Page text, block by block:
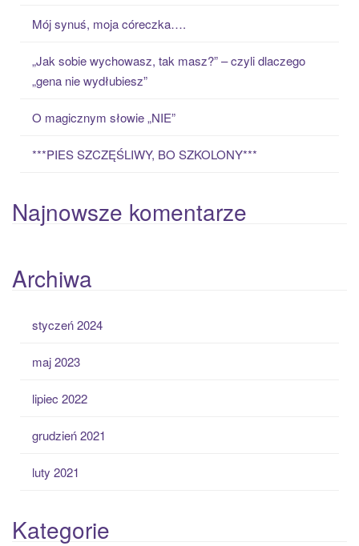
Mój synuś, moja córeczka….
„Jak sobie wychowasz, tak masz?” – czyli dlaczego
„gena nie wydłubiesz”
O magicznym słowie „NIE”
***PIES SZCZĘŚLIWY, BO SZKOLONY***
Najnowsze komentarze
Archiwa
styczeń 2024
maj 2023
lipiec 2022
grudzień 2021
luty 2021
Kategorie